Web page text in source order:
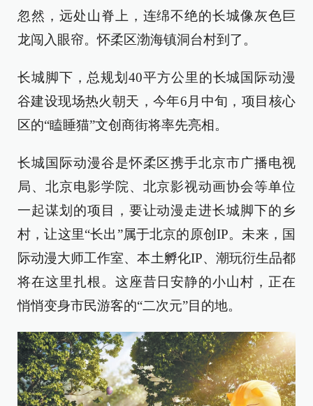
忽然，远处山脊上，连绵不绝的长城像灰色巨
龙闯入眼帘。怀柔区渤海镇洞台村到了。
长城脚下，总规划40平方公里的长城国际动漫
谷建设现场热火朝天，今年6月中旬，项目核心
区的“瞌睡猫”文创商街将率先亮相。
长城国际动漫谷是怀柔区携手北京市广播电视
局、北京电影学院、北京影视动画协会等单位
一起谋划的项目，要让动漫走进长城脚下的乡
村，让这里“长出”属于北京的原创IP。未来，国
际动漫大师工作室、本土孵化IP、潮玩衍生品都
将在这里扎根。这座昔日安静的小山村，正在
悄悄变身市民游客的“二次元”目的地。